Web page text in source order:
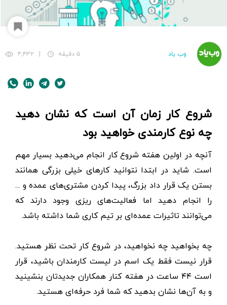
وب یاد ۵ دقیقه ۴,۴۳۲
شروع کار زمان آن است که نشان دهید
چه نوع کارمندی خواهید بود
آنچه در اولین هفته شروع کار انجام می‌دهید بسیار مهم
است. شاید در ابتدا نتوانید کارهای خیلی بزرگی همانند
بستن یک قرار داد بزرگ، پیدا کردن مشتری‌های عمده و ...
را انجام دهید اما فعالیت‌های ریزی وجود دارند که
می‌توانند تاثیرات عمده‌ای بر تیم کاری شما داشته باشد.
چه بخواهید چه نخواهید، در شروع کار تحت نظر هستید.
قرار نیست فقط یک اسم در لیست کارمندان باشید، قرار
است ۴۴ ساعت در هفته کنار همکاران جدیدتان بنشینید
و به آن‌ها نشان بدهید که شما فرد حرفه‌ای هستید.